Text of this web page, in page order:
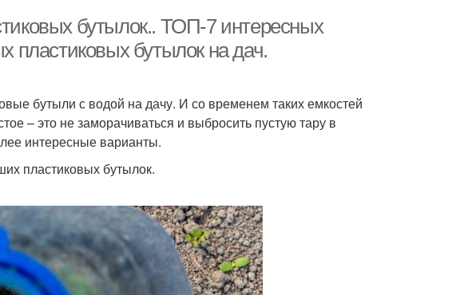
бутылок.. ТОП-7 интересных
пластиковых бутылок на дач.
бутыли с водой на дачу. И со временем таких емкостей
– это не заморачиваться и выбросить пустую тару в
интересные варианты.
пластиковых бутылок.